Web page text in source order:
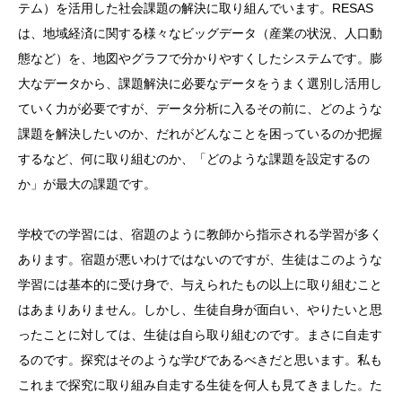
テム）を活用した社会課題の解決に取り組んでいます。RESAS
は、地域経済に関する様々なビッグデータ（産業の状況、人口動
態など）を、地図やグラフで分かりやすくしたシステムです。膨
大なデータから、課題解決に必要なデータをうまく選別し活用し
ていく力が必要ですが、データ分析に入るその前に、どのような
課題を解決したいのか、だれがどんなことを困っているのか把握
するなど、何に取り組むのか、「どのような課題を設定するの
か」が最大の課題です。
学校での学習には、宿題のように教師から指示される学習が多く
あります。宿題が悪いわけではないのですが、生徒はこのような
学習には基本的に受け身で、与えられたもの以上に取り組むこと
はあまりありません。しかし、生徒自身が面白い、やりたいと思
ったことに対しては、生徒は自ら取り組むのです。まさに自走す
るのです。探究はそのような学びであるべきだと思います。私も
これまで探究に取り組み自走する生徒を何人も見てきました。た